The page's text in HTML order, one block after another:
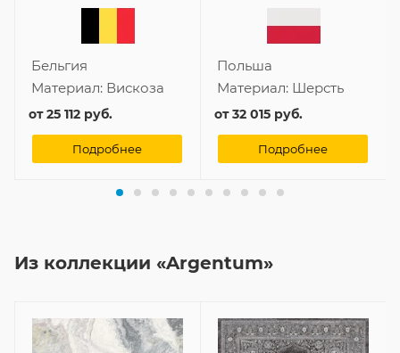
Бельгия
Материал: Вискоза
от25 112 руб.
Подробнее
Польша
Материал: Шерсть
от32 015 руб.
Подробнее
Из коллекции «Argentum»